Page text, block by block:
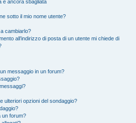
è ancora sbagliata
sotto il mio nome utente?
cambiarlo?
all’indirizzo di posta di un utente mi chiede di
messaggio in un forum?
ulteriori opzioni del sondaggio?
un forum?